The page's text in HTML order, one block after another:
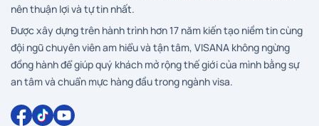
nên thuận lợi và tự tin nhất.
Được xây dựng trên hành trình hơn 17 năm kiến tạo niềm tin cùng
đội ngũ chuyên viên am hiểu và tận tâm, VISANA không ngừng
đồng hành để giúp quý khách mở rộng thế giới của mình bằng sự
an tâm và chuẩn mực hàng đầu trong ngành visa.